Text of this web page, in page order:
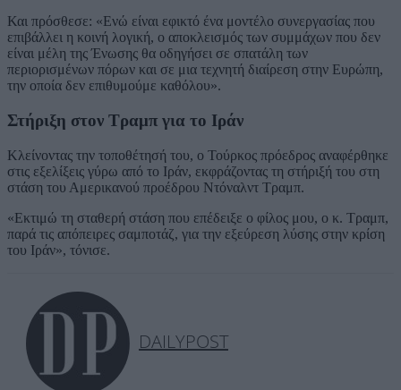
Και πρόσθεσε: «Ενώ είναι εφικτό ένα μοντέλο συνεργασίας που
επιβάλλει η κοινή λογική, ο αποκλεισμός των συμμάχων που δεν
είναι μέλη της Ένωσης θα οδηγήσει σε σπατάλη των
περιορισμένων πόρων και σε μια τεχνητή διαίρεση στην Ευρώπη,
την οποία δεν επιθυμούμε καθόλου».
Στήριξη στον Τραμπ για το Ιράν
Κλείνοντας την τοποθέτησή του, ο Τούρκος πρόεδρος αναφέρθηκε
στις εξελίξεις γύρω από το Ιράν, εκφράζοντας τη στήριξή του στη
στάση του Αμερικανού προέδρου Ντόναλντ Τραμπ.
«Εκτιμώ τη σταθερή στάση που επέδειξε ο φίλος μου, ο κ. Τραμπ,
παρά τις απόπειρες σαμποτάζ, για την εξεύρεση λύσης στην κρίση
του Ιράν», τόνισε.
DAILYPOST